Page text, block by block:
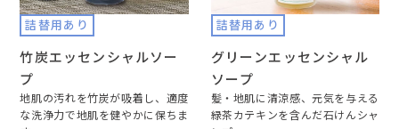
詰替用あり
竹炭エッセンシャルソー
プ
地肌の汚れを竹炭が吸着し、適度
な洗浄力で地肌を健やかに保ちま
詰替用あり
グリーンエッセンシャル
ソープ
髪・地肌に清涼感、元気を与える
緑茶カテキンを含んだ石けんシャ